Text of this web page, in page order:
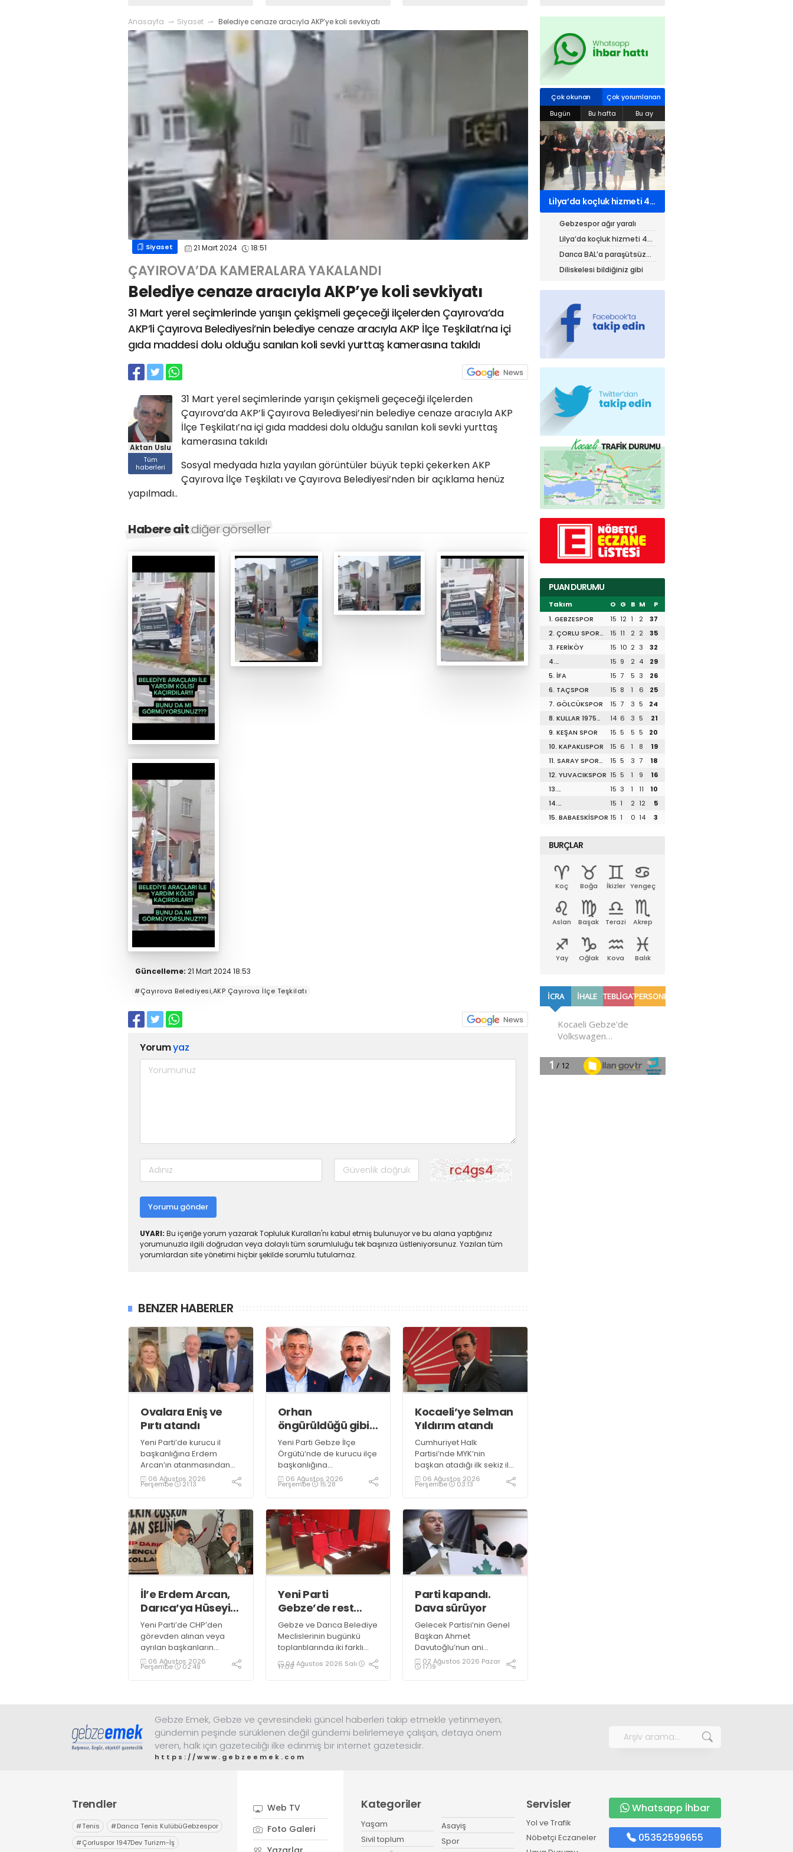
Anasayfa Siyaset Belediye cenaze aracıyla AKP’ye koli sevkiyatı
Siyaset 21 Mart 2024 18:51
ÇAYIROVA’DA KAMERALARA YAKALANDI
Belediye cenaze aracıyla AKP’ye koli sevkiyatı
31 Mart yerel seçimlerinde yarışın çekişmeli geçeceği ilçelerden Çayırova’da
AKP’li Çayırova Belediyesi’nin belediye cenaze aracıyla AKP İlçe Teşkilatı’na içi
gıda maddesi dolu olduğu sanılan koli sevki yurttaş kamerasına takıldı
Aktan Uslu
Tüm
haberleri
31 Mart yerel seçimlerinde yarışın çekişmeli geçeceği ilçelerden
Çayırova’da AKP’li Çayırova Belediyesi’nin belediye cenaze aracıyla AKP
İlçe Teşkilatı’na içi gıda maddesi dolu olduğu sanılan koli sevki yurttaş
kamerasına takıldı
Sosyal medyada hızla yayılan görüntüler büyük tepki çekerken AKP
Çayırova İlçe Teşkilatı ve Çayırova Belediyesi’nden bir açıklama henüz
yapılmadı..
Habere aitdiğer görseller
Güncelleme: 21 Mart 2024 18:53
#Çayırova Belediyesi,AKP Çayırova İlçe Teşkilatı
Yorumyaz
Yorumu gönder
UYARI: Bu içeriğe yorum yazarak Topluluk Kuralları'nı kabul etmiş bulunuyor ve bu alana yaptığınız
yorumunuzla ilgili doğrudan veya dolaylı tüm sorumluluğu tek başınıza üstleniyorsunuz. Yazılan tüm
yorumlardan site yönetimi hiçbir şekilde sorumlu tutulamaz.
BENZER HABERLER
Ovalara Eniş ve
Pırtı atandı
Yeni Parti’de kurucu il
başkanlığına Erdem
Arcan’ın atanmasından
sonra kurucu ilçe
başkanlıklarına da
atandı. Çayırova’da Binali
Eniş, Dilovası’nda Semiha
Meral Pırtı örgütleri üç ay
içinde kongreye
taşıyacak
06 Ağustos 2026
Perşembe 21:13
Orhan
öngürüldüğü gibi
kurucu başkan
Yeni Parti Gebze İlçe
Örgütü’nde de kurucu ilçe
başkanlığına
öngörüldüğü gibi CHP
Gebze İlçe’nin son
atandı
06 Ağustos 2026
Perşembe 15:28
Kocaeli’ye Selman
Yıldırım atandı
Cumhuriyet Halk
Partisi’nde MYK’nin
başkan atadığı ilk sekiz il
arasında Kocaeli de yer
aldı. Altı talipli arasından
Selman Yıldırım atandı. Bu
ay sonuna kadar derlenip
toparlanmanın ardından
eylül ayından itibaren
kongreler başlayacak
06 Ağustos 2026
Perşembe 03:13
İl’e Erdem Arcan,
Darıca’ya Hüseyin
Özaltan atandı
Yeni Parti’de CHP’den
görevden alınan veya
ayrılan başkanların
kurucu başkan olarak
atamalarına İl Örgütü’nde
beklenen Binali Eniş, Yeni
Parti İlçe Örgütünün yeri
için kontrat imzaladı
06 Ağustos 2026
Perşembe 02:49
Yeni Parti
Gebze’de rest
çekti Darıca’da
bağımsız katıldı
Gebze ve Darıca Belediye
Meclislerinin bugünkü
toplantılarında iki farklı
tablo yaşandı. Gebze’de
Yeni Partili beş üye de
Partililer bağımsız katıldı.
Tepki gerekçesi ilden
açıklanacak
04 Ağustos 2026 Salı
17:09
Parti kapandı.
Dava sürüyor
Gelecek Partisi’nin Genel
Başkan Ahmet
Davutoğlu’nun ani
kararıyla feshinin
ardından Çayırova
davanın bitmesi anlamına
gelmez. Adalet arayışımız
sürecek” dedi
02 Ağustos 2026 Pazar
17:19
Çok okunan
Çok yorumlanan
Bugün
Bu hafta Bu ay
Lilya’da koçluk hizmeti 4
kurumdan 7 belgeli
Gebzespor ağır yaralı
Lilya’da koçluk hizmeti 4
kurumdan 7 belgeli
Darıca BAL’a paraşütsüz
iniyor!
Diliskelesi bildiğiniz gibi
PUAN DURUMU
Takım O G B M
P
1. GEBZESPOR
15 12 1 2
37
2. ÇORLU SPOR
15 11 2 2
35
3. FERİKÖY
15 10 2 3
32
4.
DİLİSKELESİSPOR
15 9 2 4
29
5. İFA
15 7 5 3
26
6. TAÇSPOR
15 8 1 6
25
7. GÖLCÜKSPOR
15 7 3 5
24
8. KULLAR 1975
14 6 3 5
21
9. KEŞAN SPOR
15 5 5 5
20
10. KAPAKLISPOR
15 6 1 8
19
11. SARAY SPOR
15 5 3 7
18
12. YUVACIKSPOR 15 5 1 9
16
13.
15 3 1 11
10
14.
LÜLEBURGAZSPOR
15 1 2 12
5
15. BABAESKİSPOR 15 1 0 14 3
BURÇLAR
Koç Boğa İkizler Yengeç
Aslan Başak Terazi Akrep
Yay Oğlak Kova Balık
Gebze Emek, Gebze ve çevresindeki güncel haberleri takip etmekle yetinmeyen;
gündemin peşinde sürüklenen değil gündemi belirlemeye çalışan, detaya önem
veren, halk için gazeteciliği ilke edinmiş bir internet gazetesidir.
https://www.gebzeemek.com
Trendler
#Tenis #Darıca Tenis KulübüGebzespor
#Çorluspor 1947Dev Turizm-İş
Web TV
Foto Galeri
Kategoriler
Yaşam
Sivil toplum
Asayiş
Spor
Servisler
Yol ve Trafik
Nöbetçi Eczaneler
Whatsapp İhbar
05352599655
Web TV
Caddesi, Beşiroğlu Altın Han Kat: 1
(BİLKAR)Gebze - KOCAELİ
aktanuslu@gmail.com